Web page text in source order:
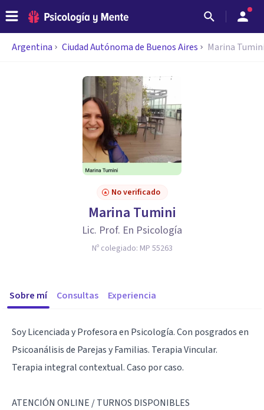
Argentina Ciudad Autónoma de Buenos Aires Marina
No verificado
Marina Tumini
Lic. Prof. En Psicología
Nº colegiado: MP 55263
Sobre mí Consultas Experiencia
Soy Licenciada y Profesora en Psicología. Con posgrados en
Psicoanálisis de Parejas y Familias. Terapia Vincular.
Terapia integral contextual. Caso por caso.
ATENCIÓN ONLINE / TURNOS DISPONIBLES